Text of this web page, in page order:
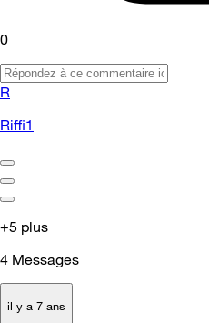
0
R
Riffi1
+5 plus
4 Messages
il y a 7 ans